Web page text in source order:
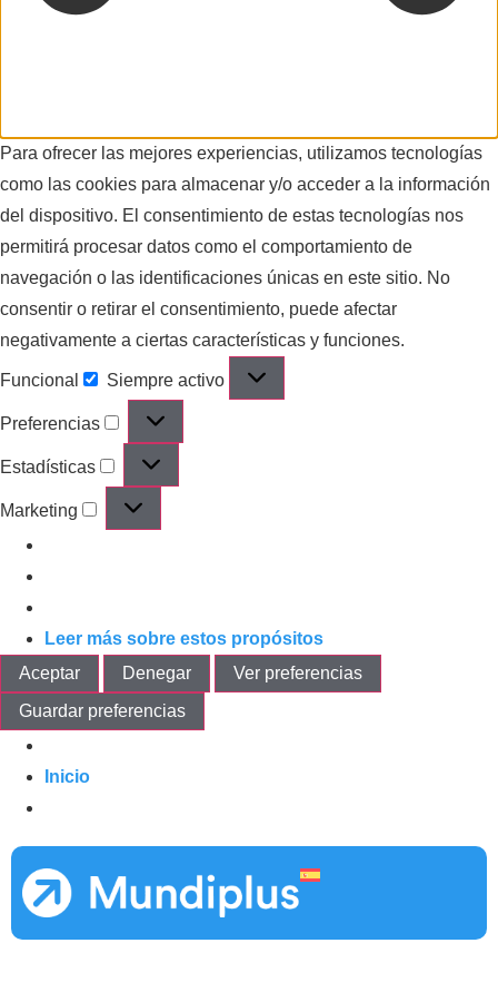
Para ofrecer las mejores experiencias, utilizamos tecnologías
como las cookies para almacenar y/o acceder a la información
del dispositivo. El consentimiento de estas tecnologías nos
permitirá procesar datos como el comportamiento de
navegación o las identificaciones únicas en este sitio. No
consentir o retirar el consentimiento, puede afectar
negativamente a ciertas características y funciones.
Funcional Siempre activo
Preferencias
Estadísticas
Marketing
Leer más sobre estos propósitos
Aceptar
Denegar
Ver preferencias
Guardar preferencias
Inicio